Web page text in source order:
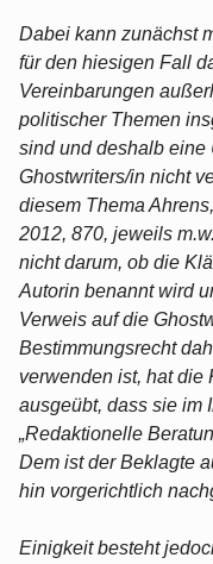
Dabei kann zunächst
für den hiesigen Fall
Vereinbarungen
politischer Themen
sind und deshalb eine
Ghostwriters/in nicht
diesem Thema
2012, 870, jeweils
nicht darum, ob die
Autorin benannt wird
Verweis auf die
Bestimmungsrecht
verwenden ist, hat
ausgeübt, dass sie im
„Redaktionelle
Dem ist der Beklagte
hin vorgerichtlich
Einigkeit besteht